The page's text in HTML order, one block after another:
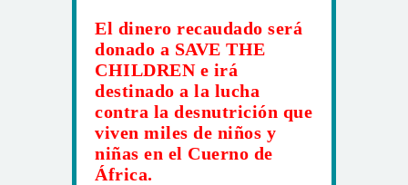
El dinero recaudado será
donado a SAVE THE
CHILDREN e irá
destinado a la lucha
contra la desnutrición que
viven miles de niños y
niñas en el Cuerno de
África.